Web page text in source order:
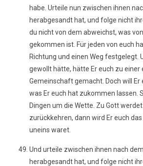
habe. Urteile nun zwischen ihnen
herabgesandt hat, und folge nicht
du nicht von dem abweichst, was
gekommen ist. Für jeden von euch
Richtung und einen Weg festgelegt.
gewollt hätte, hätte Er euch zu einer
Gemeinschaft gemacht. Doch will Er
was Er euch hat zukommen lassen.
Dingen um die Wette. Zu Gott
zurückkehren, dann wird Er euch
uneins waret.
Und urteile zwischen ihnen nach
herabgesandt hat, und folge nicht